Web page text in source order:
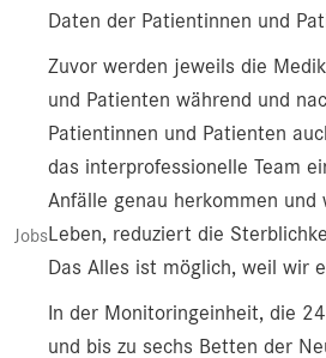
Jobs
Daten der Patientinnen und
Zuvor werden jeweils die
und Patienten während und
Patientinnen und Patienten
das interprofessionelle Team
Anfälle genau herkommen
Leben, reduziert die
Das Alles ist möglich, weil wir
In der Monitoringeinheit, die
und bis zu sechs Betten der